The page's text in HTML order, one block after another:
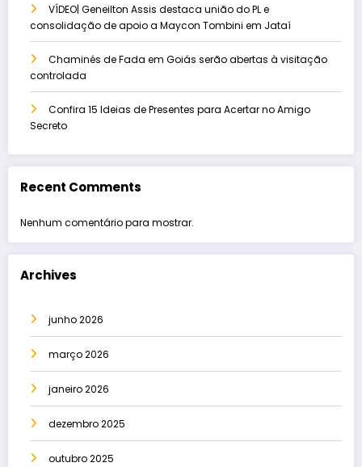
VÍDEO| Geneilton Assis destaca união do PL e
consolidação de apoio a Maycon Tombini em Jataí
Chaminés de Fada em Goiás serão abertas à visitação
controlada
Confira 15 Ideias de Presentes para Acertar no Amigo
Secreto
Recent Comments
Nenhum comentário para mostrar.
Archives
junho 2026
março 2026
janeiro 2026
dezembro 2025
outubro 2025